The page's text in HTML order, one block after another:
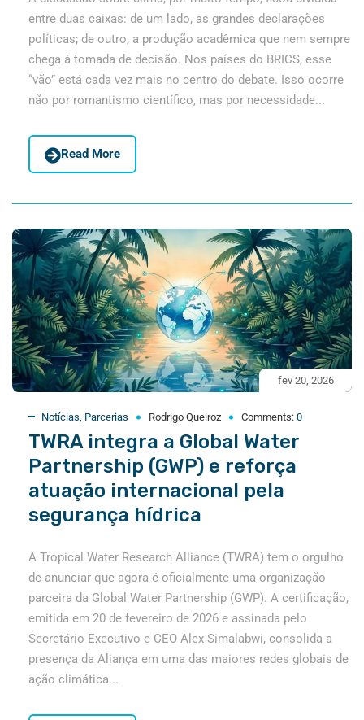
entre duas caixas: de um lado, as grandes declarações
políticas; de outro, a produção acadêmica que nem sempre
chega à tomada de decisão. Nos países do BRICS, esse
“vão” está cada vez mais no centro do debate. Isso ocorre
não por romantismo científico, mas por necessidade...
Read More
fev 20, 2026
Notícias, Parcerias Rodrigo Queiroz Comments: 0
TWRA integra a Global Water
Partnership (GWP) e reforça
atuação internacional pela
segurança hídrica
A Tropical Water Research Alliance (TWRA) tem o orgulho
de anunciar que agora é oficialmente uma organização
parceira da Global Water Partnership (GWP). A certificação,
emitida em 20 de fevereiro de 2026 e assinada pelo
Secretário Executivo e CEO Alex Simalabwi, consolida a
presença da Aliança em uma das maiores redes globais de
ação climática...